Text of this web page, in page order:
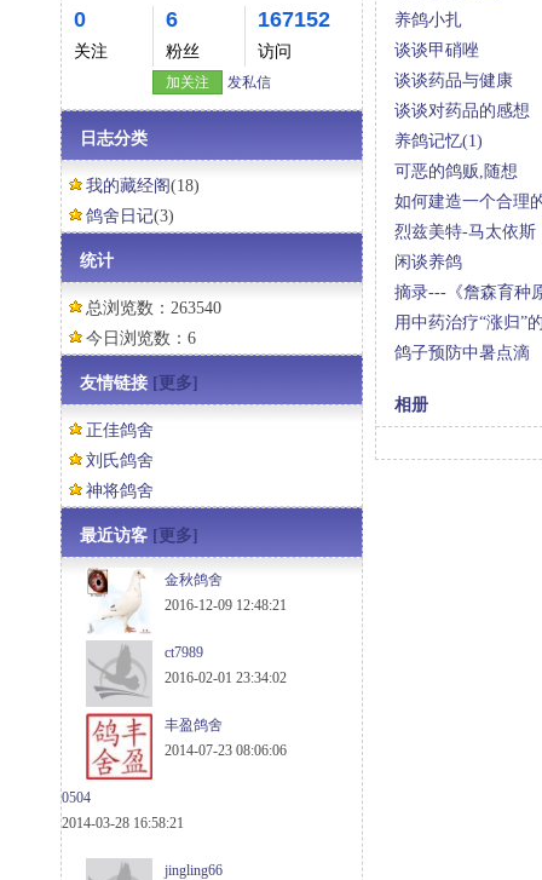
0
关注
6
粉丝
167152
访问
加关注 发私信
日志分类
我的藏经阁(18)
鸽舍日记(3)
统计
总浏览数：263540
今日浏览数：6
友情链接 [更多]
正佳鸽舍
刘氏鸽舍
神将鸽舍
最近访客 [更多]
金秋鸽舍
2016-12-09 12:48:21
ct7989
2016-02-01 23:34:02
丰盈鸽舍
2014-07-23 08:06:06
0504
2014-03-28 16:58:21
jingling66
养鸽小扎
谈谈甲硝唑
谈谈药品与健康
谈谈对药品的感想
养鸽记忆(1)
可恶的鸽贩,随想
如何建造一个合理
烈兹美特-马太依斯
闲谈养鸽
摘录---《詹森育种
用中药治疗“涨归”
鸽子预防中暑点滴
相册